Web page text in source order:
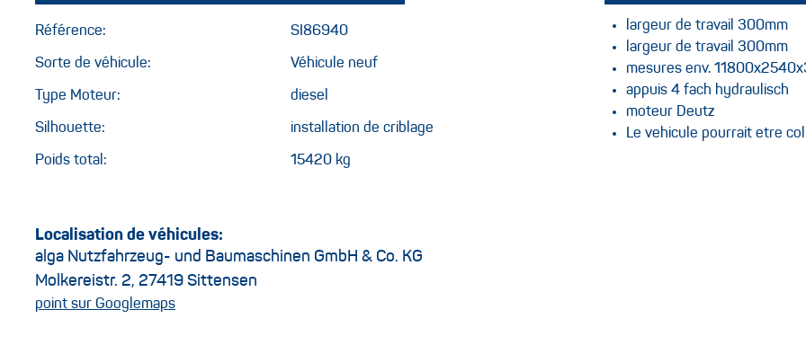
Référence: SI86940
Sorte de véhicule: Véhicule neuf
Type Moteur: diesel
Silhouette: installation de criblage
Poids total: 15420 kg
Localisation de véhicules:
alga Nutzfahrzeug- und Baumaschinen GmbH & Co. KG
Molkereistr. 2, 27419 Sittensen
point sur Googlemaps
largeur de travail 300mm
largeur de travail 300mm
mesures env.
appuis 4 fach hydraulisch
moteur Deutz
Le vehicule pourrait etre